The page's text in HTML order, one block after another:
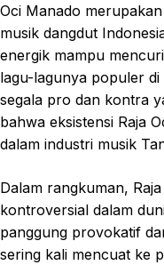
Oci Manado
musik dangdut
energik mampu
lagu-lagunya populer
segala pro dan kontra
bahwa eksistensi Raja
dalam industri musik
Dalam rangkuman,
kontroversial dalam
panggung provokatif
sering kali mencuat ke